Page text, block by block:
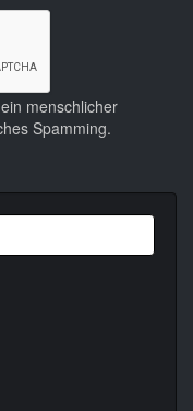
menschlicher
Spamming.